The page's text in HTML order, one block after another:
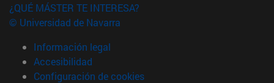
¿QUÉ MÁSTER TE INTERESA?
© Universidad de Navarra
Información legal
Accesibilidad
Configuración de cookies